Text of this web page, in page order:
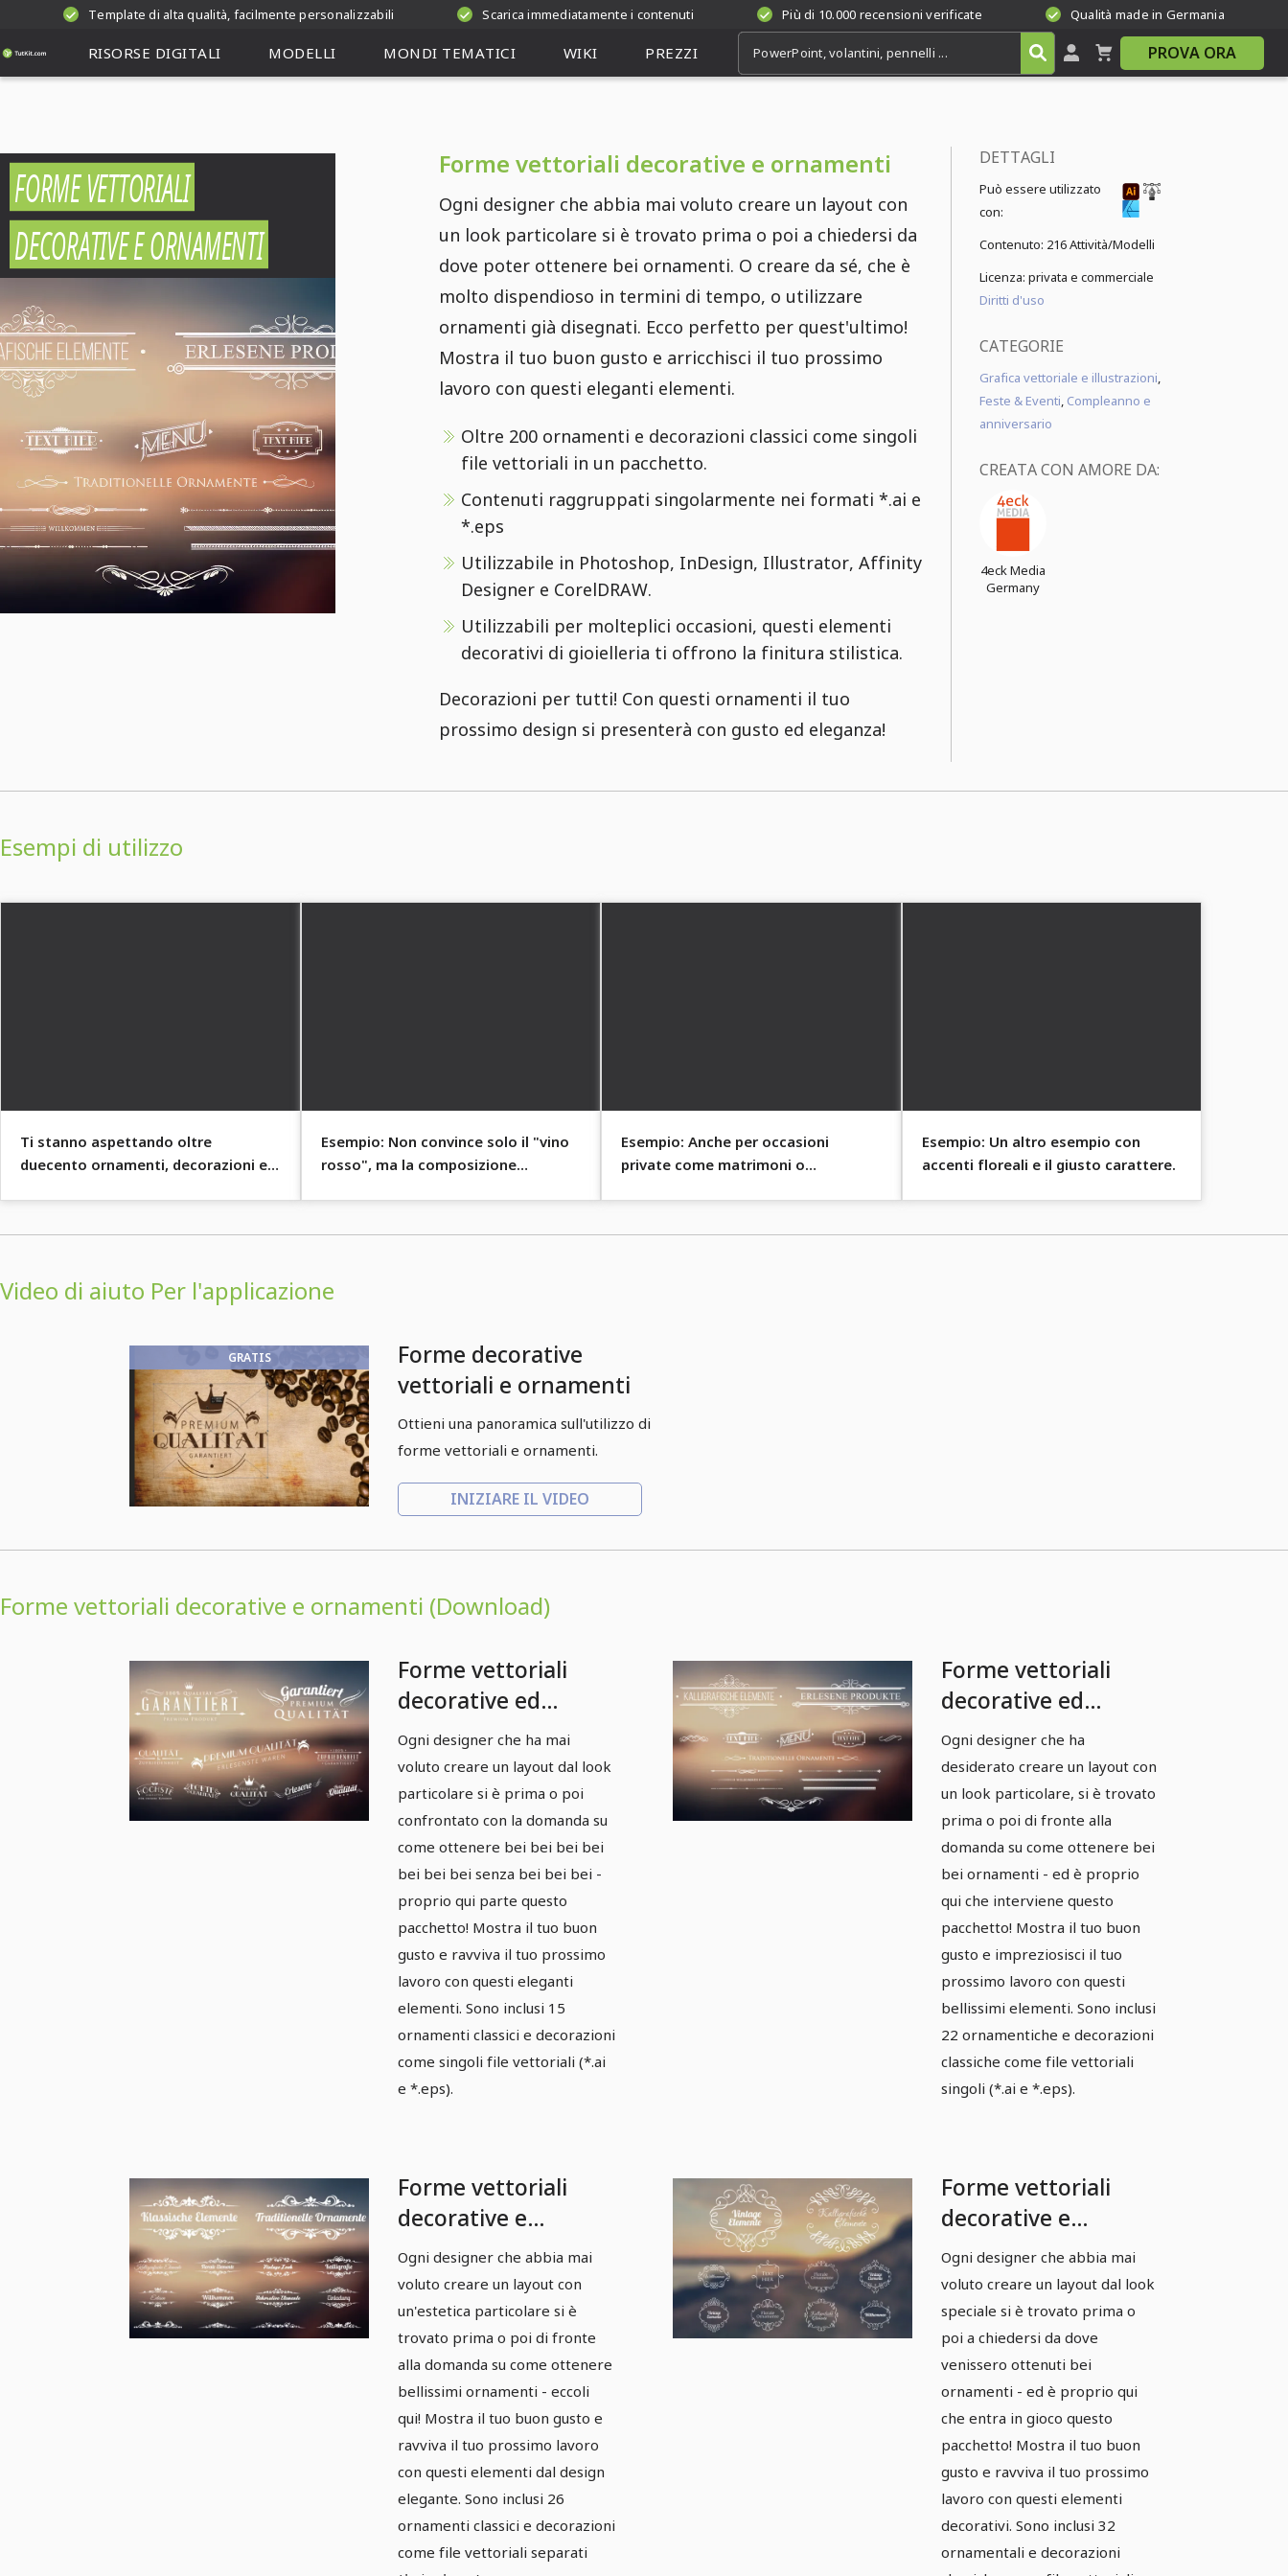
Template di alta qualità, facilmente personalizzabili Scarica immediatamente i contenuti Più di 10.000 recensioni verificate Qualità made in Germania
RISORSE DIGITALI MODELLI MONDI TEMATICI WIKI PREZZI PROVA ORA
FORME VETTORIALI
DECORATIVE E ORNAMENTI
Forme vettoriali decorative e ornamenti
Ogni designer che abbia mai voluto creare un layout con
un look particolare si è trovato prima o poi a chiedersi da
dove poter ottenere bei ornamenti. O creare da sé, che è
molto dispendioso in termini di tempo, o utilizzare
ornamenti già disegnati. Ecco perfetto per quest'ultimo!
Mostra il tuo buon gusto e arricchisci il tuo prossimo
lavoro con questi eleganti elementi.
Oltre 200 ornamenti e decorazioni classici come singoli
file vettoriali in un pacchetto.
Contenuti raggruppati singolarmente nei formati *.ai e
*.eps
Utilizzabile in Photoshop, InDesign, Illustrator, Affinity
Designer e CorelDRAW.
Utilizzabili per molteplici occasioni, questi elementi
decorativi di gioielleria ti offrono la finitura stilistica.
Decorazioni per tutti! Con questi ornamenti il tuo
prossimo design si presenterà con gusto ed eleganza!
DETTAGLI
Può essere utilizzato
con:
Contenuto: 216 Attività/Modelli
Licenza: privata e commerciale
Diritti d'uso
CATEGORIE
Grafica vettoriale e illustrazioni,
Feste & Eventi, Compleanno e
anniversario
CREATA CON AMORE DA:
4eck Media
Germany
Esempi di utilizzo
Ti stanno aspettando oltre
duecento ornamenti, decorazioni e
Esempio: Non convince solo il "vino
rosso", ma la composizione
Esempio: Anche per occasioni
private come matrimoni o
Esempio: Un altro esempio con
accenti floreali e il giusto carattere.
Video di aiuto Per l'applicazione
GRATIS
Forme decorative
vettoriali e ornamenti
Ottieni una panoramica sull'utilizzo di
forme vettoriali e ornamenti.
INIZIARE IL VIDEO
Forme vettoriali decorative e ornamenti (Download)
Forme vettoriali
decorative ed
ornamenti -
Pacchetto 01
Ogni designer che ha mai
voluto creare un layout dal look
particolare si è prima o poi
confrontato con la domanda su
come ottenere bei bei bei bei
bei bei bei senza bei bei bei -
proprio qui parte questo
pacchetto! Mostra il tuo buon
gusto e ravviva il tuo prossimo
lavoro con questi eleganti
elementi. Sono inclusi 15
ornamenti classici e decorazioni
come singoli file vettoriali (*.ai
e *.eps).
Forme vettoriali
decorative ed
ornamenti -
Pacchetto 02
Ogni designer che ha
desiderato creare un layout con
un look particolare, si è trovato
prima o poi di fronte alla
domanda su come ottenere bei
bei ornamenti - ed è proprio
qui che interviene questo
pacchetto! Mostra il tuo buon
gusto e impreziosisci il tuo
prossimo lavoro con questi
bellissimi elementi. Sono inclusi
22 ornamentiche e decorazioni
classiche come file vettoriali
singoli (*.ai e *.eps).
Forme vettoriali
decorative e
ornamenti -
Pacchetto 03
Ogni designer che abbia mai
voluto creare un layout con
un'estetica particolare si è
trovato prima o poi di fronte
alla domanda su come ottenere
bellissimi ornamenti - eccoli
qui! Mostra il tuo buon gusto e
ravviva il tuo prossimo lavoro
con questi elementi dal design
elegante. Sono inclusi 26
ornamenti classici e decorazioni
come file vettoriali separati
Forme vettoriali
decorative e
ornamenti -
Pacchetto 04
Ogni designer che abbia mai
voluto creare un layout dal look
speciale si è trovato prima o
poi a chiedersi da dove
venissero ottenuti bei
ornamenti - ed è proprio qui
che entra in gioco questo
pacchetto! Mostra il tuo buon
gusto e ravviva il tuo prossimo
lavoro con questi elementi
decorativi. Sono inclusi 32
ornamentali e decorazioni